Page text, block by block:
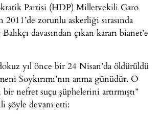
Partisi (HDP) Milletvekili Garo
zorunlu askerliği sırasında
davasından çıkan kararı bianet’e
yıl önce bir 24 Nisan’da öldürüldü
Soykırımı’nın anma günüdür. O
nefret suçu şüphelerini artırmıştı”
şöyle devam etti: